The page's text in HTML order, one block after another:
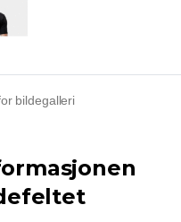
bildegalleri